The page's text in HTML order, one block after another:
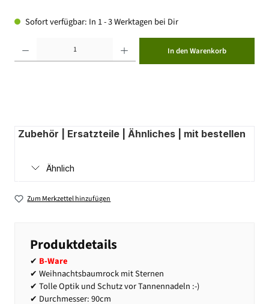
Sofort verfügbar: In 1 - 3 Werktagen bei Dir
In den Warenkorb
Zubehör | Ersatzteile | Ähnliches | mit bestellen
Ähnlich
Zum Merkzettel hinzufügen
Produktdetails
✔ B-Ware
✔ Weihnachtsbaumrock mit Sternen
✔ Tolle Optik und Schutz vor Tannennadeln :-)
✔ Durchmesser: 90cm